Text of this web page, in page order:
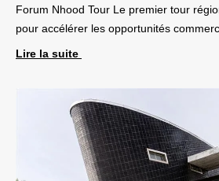
Forum Nhood Tour Le premier tour
pour accélérer les opportunités
Lire la suite